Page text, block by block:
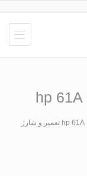
تعمیر و شارژ